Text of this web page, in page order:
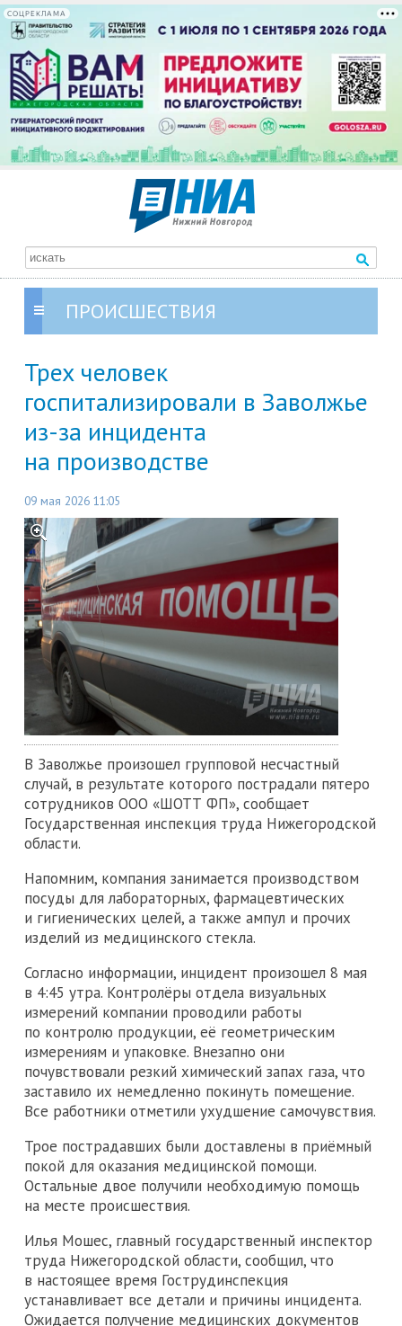
СОЦРЕКЛАМА
ПРОИСШЕСТВИЯ
Трех человек
госпитализировали в Заволжье
из-за инцидента
на производстве
09 мая 2026 11:05
В Заволжье произошел групповой несчастный
случай, в результате которого пострадали пятеро
сотрудников ООО «ШОТТ ФП», сообщает
Государственная инспекция труда Нижегородской
области.
Напомним, компания занимается производством
посуды для лабораторных, фармацевтических
и гигиенических целей, а также ампул и прочих
изделий из медицинского стекла.
Согласно информации, инцидент произошел 8 мая
в 4:45 утра. Контролёры отдела визуальных
измерений компании проводили работы
по контролю продукции, её геометрическим
измерениям и упаковке. Внезапно они
почувствовали резкий химический запах газа, что
заставило их немедленно покинуть помещение.
Все работники отметили ухудшение самочувствия.
Трое пострадавших были доставлены в приёмный
покой для оказания медицинской помощи.
Остальные двое получили необходимую помощь
на месте происшествия.
Илья Мошес, главный государственный инспектор
труда Нижегородской области, сообщил, что
в настоящее время Гострудинспекция
устанавливает все детали и причины инцидента.
Ожидается получение медицинских документов